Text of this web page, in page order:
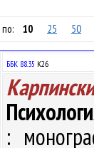
10 25 50
ББК 88.35 К26
: